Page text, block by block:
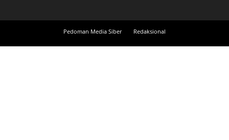
Pedoman Media Siber Redaksional